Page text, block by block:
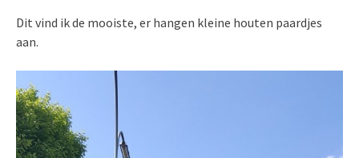
Dit vind ik de mooiste, er hangen kleine houten paardjes
aan.